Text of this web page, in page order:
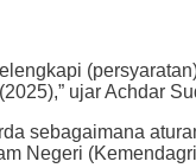
ujar Achdar
sebagaimana
Negeri